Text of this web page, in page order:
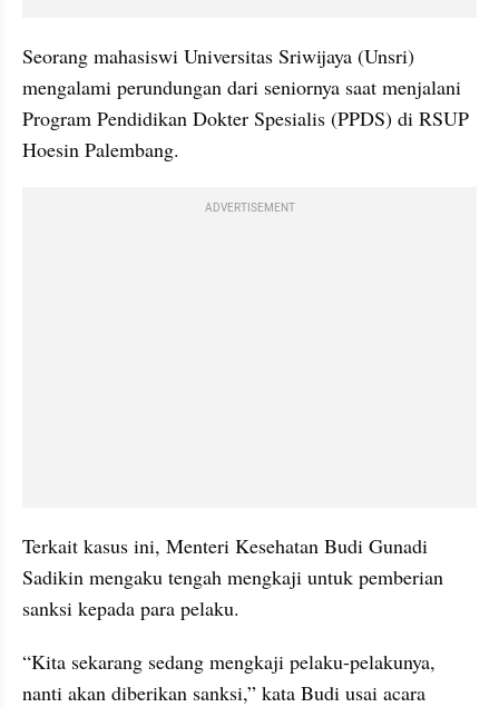
Seorang mahasiswi Universitas Sriwijaya (Unsri)
mengalami perundungan dari seniornya saat menjalani
Program Pendidikan Dokter Spesialis (PPDS) di RSUP
Hoesin Palembang.
ADVERTISEMENT
Terkait kasus ini, Menteri Kesehatan Budi Gunadi
Sadikin mengaku tengah mengkaji untuk pemberian
sanksi kepada para pelaku.
“Kita sekarang sedang mengkaji pelaku-pelakunya,
nanti akan diberikan sanksi,” kata Budi usai acara